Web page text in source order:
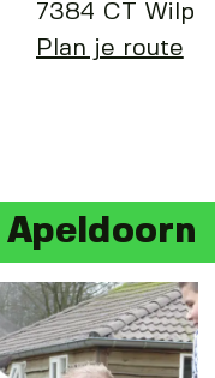
7384 CT Wilp
Plan je route